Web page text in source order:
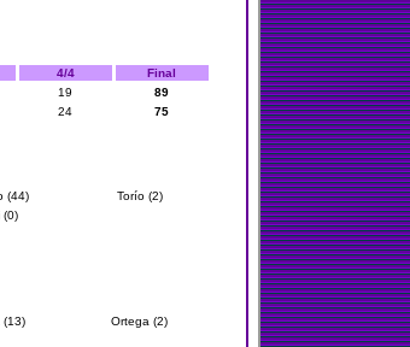
4/4
Final
19
89
24 75
(44)
Torío (2)
(0)
(13)
Ortega (2)